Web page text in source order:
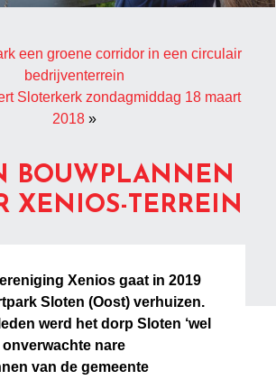
een groene corridor in een circulair
bedrijventerrein
Sloterkerk zondagmiddag 18 maart
2018»
BOUWPLANNEN
XENIOS-TERREIN
Xenios gaat in 2019
Sloten (Oost) verhuizen.
werd het dorp Sloten ‘wel
onverwachte nare
van de gemeente